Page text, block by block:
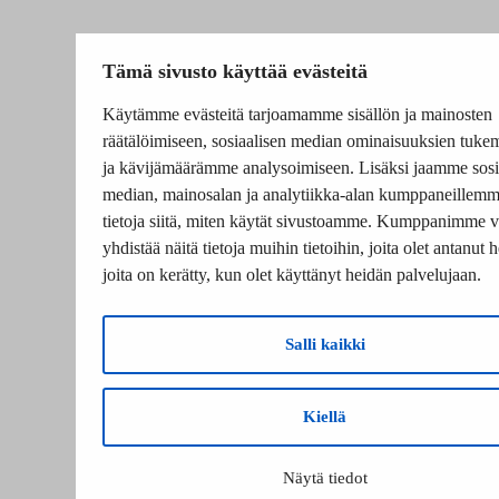
Tämä sivusto käyttää evästeitä
Käytämme evästeitä tarjoamamme sisällön ja mainosten
räätälöimiseen, sosiaalisen median ominaisuuksien
ja kävijämäärämme analysoimiseen. Lisäksi jaamme
median, mainosalan ja analytiikka-alan
tietoja siitä, miten käytät sivustoamme. Kumppanimme
yhdistää näitä tietoja muihin tietoihin, joita olet antanut
joita on kerätty, kun olet käyttänyt heidän palvelujaan.
Salli kaikki
Kiellä
Näytä tiedot